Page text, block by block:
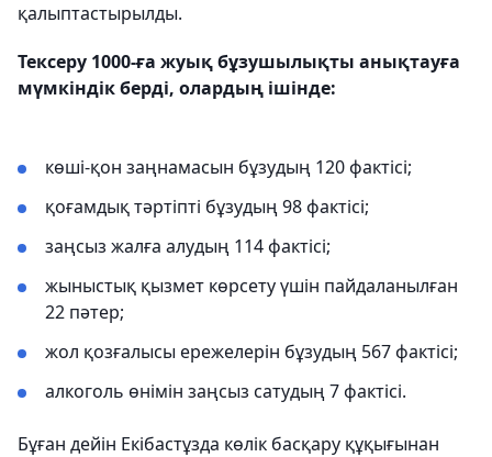
қалыптастырылды.
Тексеру 1000-ға жуық бұзушылықты анықтауға
мүмкіндік берді, олардың ішінде:
көші-қон заңнамасын бұзудың 120 фактісі;
қоғамдық тәртіпті бұзудың 98 фактісі;
заңсыз жалға алудың 114 фактісі;
жыныстық қызмет көрсету үшін пайдаланылған
22 пәтер;
жол қозғалысы ережелерін бұзудың 567 фактісі;
алкоголь өнімін заңсыз сатудың 7 фактісі.
Бұған дейін Екібастұзда көлік басқару құқығынан